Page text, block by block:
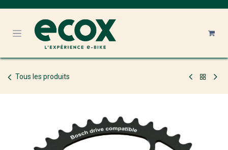
Tous les produits